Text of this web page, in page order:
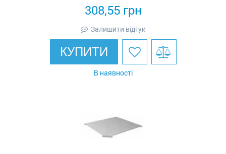
308,55грн
Залишити відгук
КУПИТИ
В наявності